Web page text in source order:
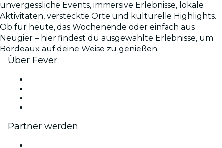
unvergessliche Events, immersive Erlebnisse, lokale
Aktivitäten, versteckte Orte und kulturelle Highlights.
Ob für heute, das Wochenende oder einfach aus
Neugier – hier findest du ausgewählte Erlebnisse, um
Bordeaux auf deine Weise zu genießen.
Über Fever
Partner werden